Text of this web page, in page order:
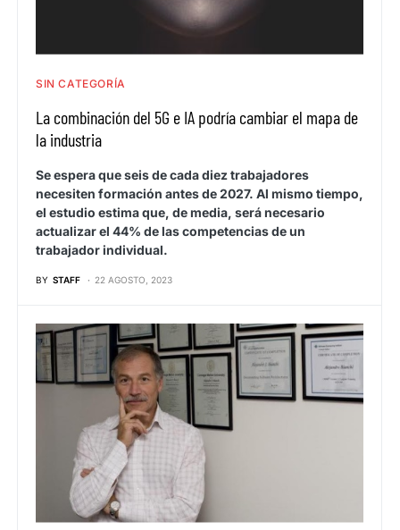
SIN CATEGORÍA
La combinación del 5G e IA podría cambiar el mapa de
la industria
Se espera que seis de cada diez trabajadores
necesiten formación antes de 2027. Al mismo tiempo,
el estudio estima que, de media, será necesario
actualizar el 44% de las competencias de un
trabajador individual.
BY STAFF 22 AGOSTO, 2023